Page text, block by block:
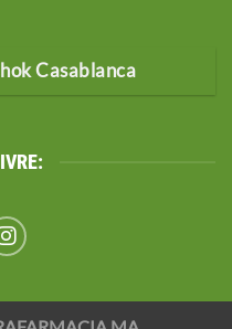
Casablanca